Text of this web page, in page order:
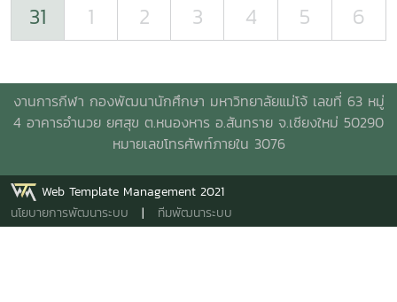
31
1 2 3 4 5 6
งานการกีฬา กองพัฒนานักศึกษา มหาวิทยาลัยแม่โจ้ เลขที่ 63 หมู่
4 อาคารอำนวย ยศสุข ต.หนองหาร อ.สันทราย จ.เชียงใหม่ 50290
หมายเลขโทรศัพท์ภายใน 3076
Web Template Management 2021
นโยบายการพัฒนาระบบ | ทีมพัฒนาระบบ